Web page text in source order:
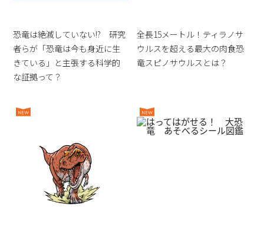
恐竜は絶滅していない!? 研究
者らが「恐竜は今も身近に生
きている」と主張する科学的
な証拠って？
全長15メートル！ティラノサ
ウルスを超える最大の肉食恐
竜スピノサウルスとは？